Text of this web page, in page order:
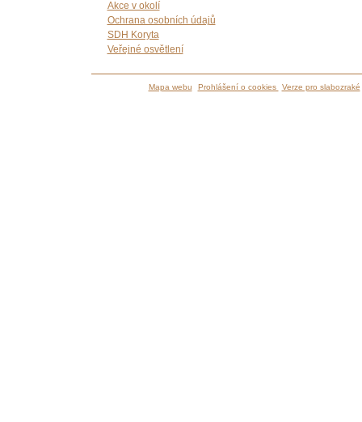
Akce v okolí
Ochrana osobních údajů
SDH Koryta
Veřejné osvětlení
Mapa webu Prohlášení o cookies Verze pro slabozraké